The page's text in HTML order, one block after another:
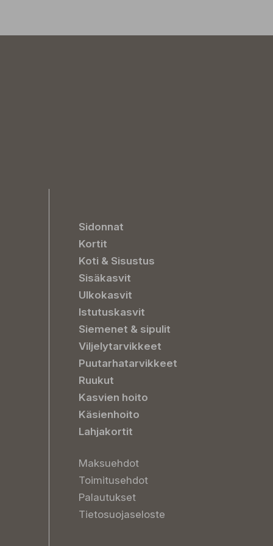
Sidonnat
Kortit
Koti & Sisustus
Sisäkasvit
Ulkokasvit
Istutuskasvit
Siemenet & sipulit
Viljelytarvikkeet
Puutarhatarvikkeet
Ruukut
Kasvien hoito
Käsienhoito
Lahjakortit
Maksuehdot
Toimitusehdot
Palautukset
Tietosuojaseloste